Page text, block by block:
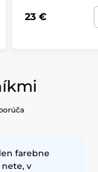
23 €
farebne
v